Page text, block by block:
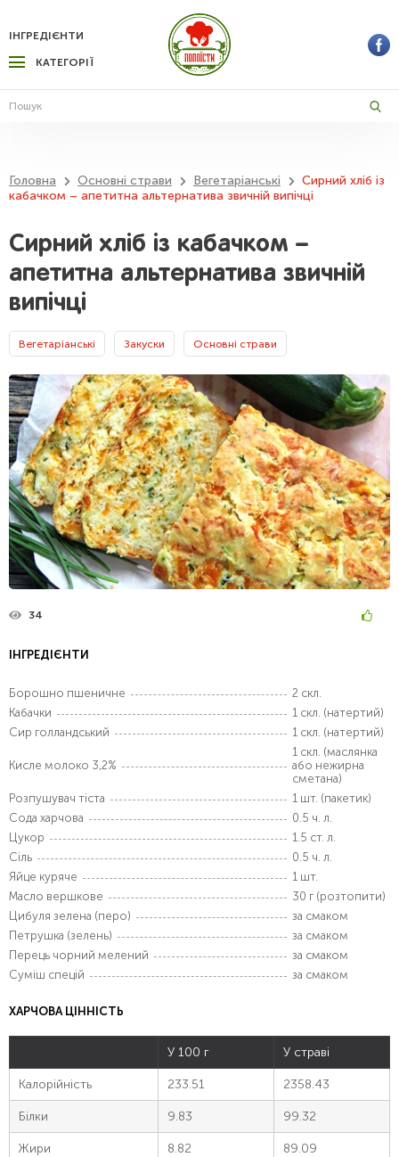
КАТЕГОРІЇ
ІНГРЕДІЄНТИ
Головна Основні страви Вегетаріанські
Сирний хліб із
кабачком – апетитна альтернатива звичній випічці
Сирний хліб із кабачком –
апетитна альтернатива звичній
випічці
Вегетаріанські Закуски Основні страви
34
ІНГРЕДІЄНТИ
Борошно пшеничне
2 скл.
Кабачки
1 скл. (натертий)
Сир голландський
1 скл. (натертий)
Кисле молоко 3,2%
1 скл. (маслянка
або нежирна
сметана)
Розпушувач тіста
1 шт. (пакетик)
Сода харчова
0.5 ч. л.
Цукор
1.5 ст. л.
Сіль
0.5 ч. л.
Яйце куряче
1 шт.
Масло вершкове
30 г (розтопити)
Цибуля зелена (перо)
за смаком
Петрушка (зелень)
за смаком
Перець чорний мелений
за смаком
Суміш спецій
за смаком
ХАРЧОВА ЦІННІСТЬ
У 100 г У страві
Калорійність 233.51 2358.43
Білки 9.83 99.32
Жири 8.82 89.09